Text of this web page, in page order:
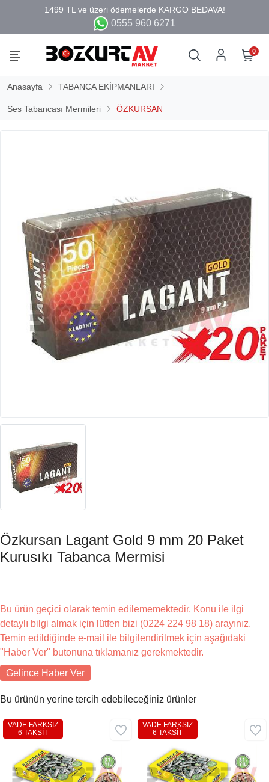
0555 960 6271
0
Anasayfa TABANCA EKİPMANLARI
Ses Tabancası Mermileri ÖZKURSAN
Özkursan Lagant Gold 9 mm 20 Paket
Kurusıkı Tabanca Mermisi
Bu ürün geçici olarak temin edilememektedir. Konu ile ilgi
detaylı bilgi almak için lütfen bizi (0224 224 98 18) arayınız.
Temin edildiğinde e-mail ile bilgilendirilmek için aşağıdaki
"Haber Ver" butonuna tıklamanız gerekmektedir.
Gelince Haber Ver
Bu ürünün yerine tercih edebileceğiniz ürünler
VADE FARKSIZ
6 TAKSİT
VADE FARKSIZ
6 TAKSİT